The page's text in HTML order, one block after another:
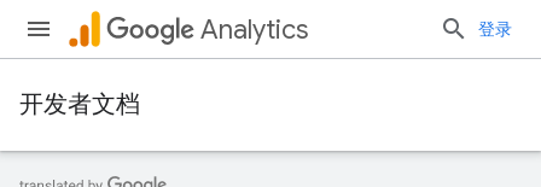
Analytics 登录
开发者文档